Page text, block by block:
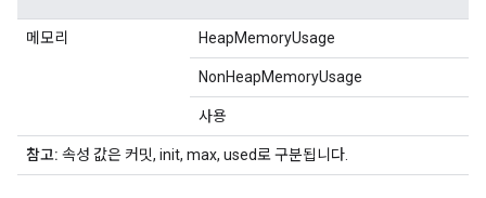
메모리 HeapMemoryUsage
NonHeapMemoryUsage
사용
참고: 속성 값은 커밋, init, max, used로 구분됩니다.